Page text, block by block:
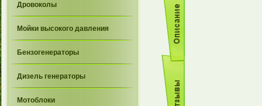
Дровоколы
Мойки высокого давления
Бензогенераторы
Дизель генераторы
Мотоблоки